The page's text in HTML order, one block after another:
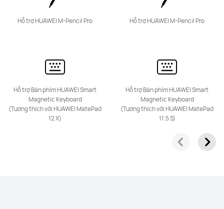
Hỗ trợ HUAWEI M-Pencil Pro
Hỗ trợ Bàn phím HUAWEI Smart
Magnetic Keyboard
(Tương thích với HUAWEI MatePad
12 X)
Hỗ trợ HUAWEI M-Pencil Pro
Hỗ trợ Bàn phím HUAWEI Smart
Magnetic Keyboard
(Tương thích với HUAWEI MatePad
11.5 S)